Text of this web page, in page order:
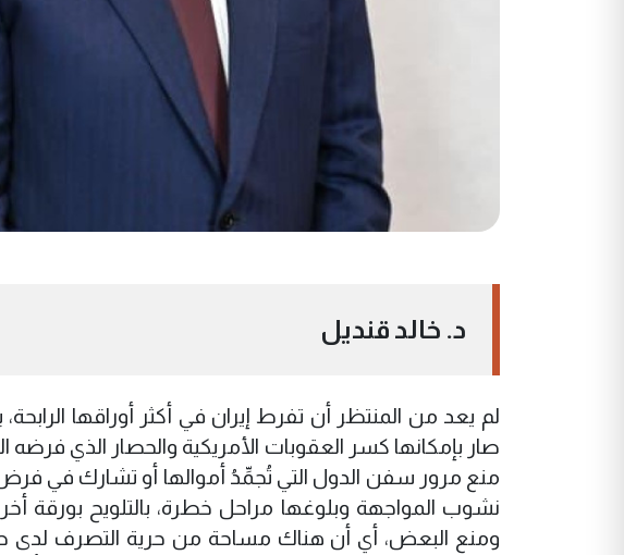
د. خالد قنديل
لم يعد من المنتظر أن تفرط إيران في أكثر أوراقها
صار بإمكانها كسر العقوبات الأمريكية والحصار الذي فرضه
منع مرور سفن الدول التي تُجمِّدُ أموالها أو تشارك في
نشوب المواجهة وبلوغها مراحل خطرة، بالتلويح
ومنع البعض، أي أن هناك مساحة من حرية التصرف لدى